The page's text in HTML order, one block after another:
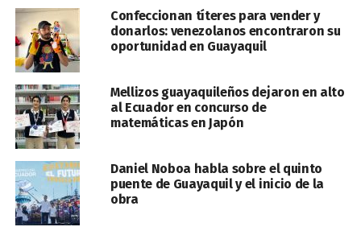
Confeccionan títeres para vender y
donarlos: venezolanos encontraron su
oportunidad en Guayaquil
Mellizos guayaquileños dejaron en alto
al Ecuador en concurso de
matemáticas en Japón
Daniel Noboa habla sobre el quinto
puente de Guayaquil y el inicio de la
obra